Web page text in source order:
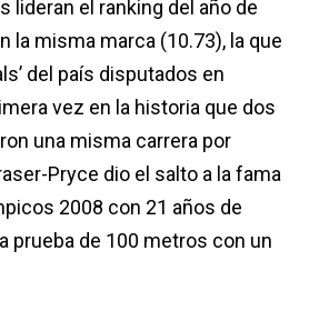
lideran el ranking del año de
la misma marca (10.73), la que
del país disputados en
vez en la historia que dos
una misma carrera por
Pryce dio el salto a la fama
2008 con 21 años de
prueba de 100 metros con un